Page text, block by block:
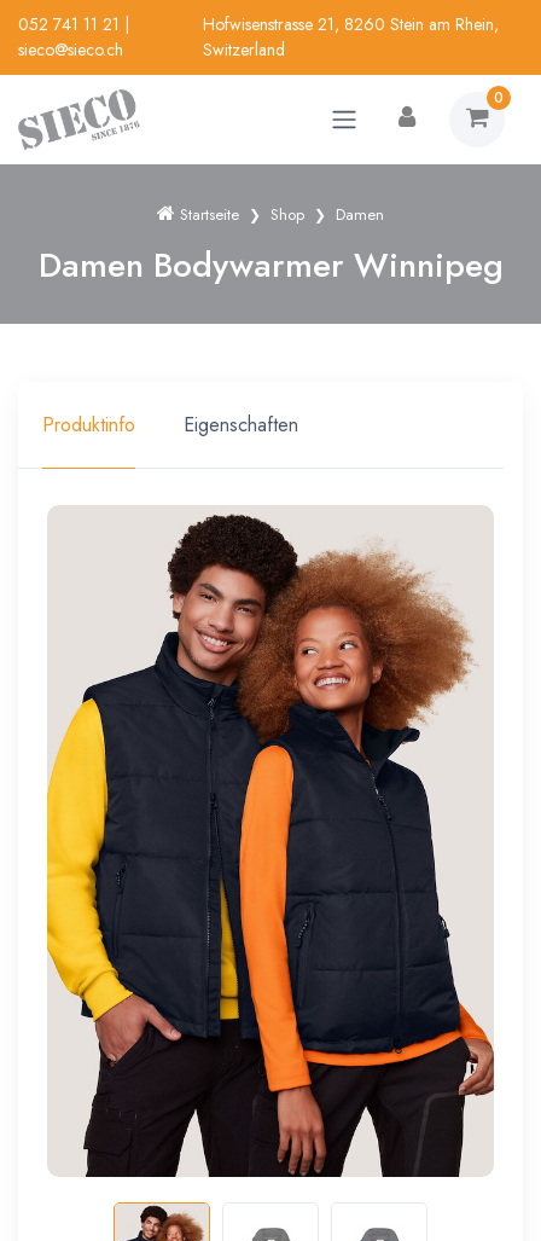
052 741 11 21
sieco@sieco.ch
Hofwisenstrasse 21, 8260 Stein am Rhein,
Switzerland
0
Startseite Shop Damen
Damen Bodywarmer Winnipeg
Produktinfo Eigenschaften